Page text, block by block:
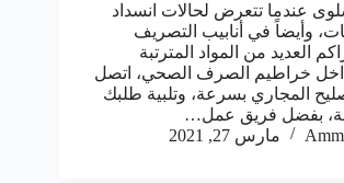
عندما تتعرض لحالات انسداد
وأيضاً في أنابيب التصريف
العديد من المواد المترتبة
داخل خراطيم الصرف الصحي، اتصل
المجاري بسرعة، وتلبية طلبك
بفضل فريق عمل…
مارس 27, 2021